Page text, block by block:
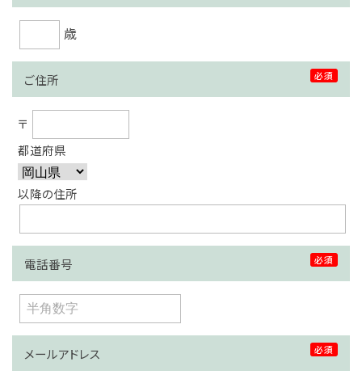
歳
ご住所 必須
〒
都道府県
以降の住所
電話番号 必須
メールアドレス 必須